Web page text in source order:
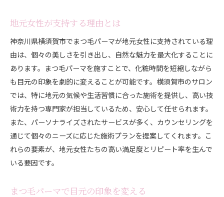
プロの技で自然な美しさを実現
長持ちする施術のポイント
横須賀市で高度な技術を持つサロン
口コミで評判の横須賀市のまつ毛パーマサロン
口コミサイトでの高評価サロン
実際の体験者が語るサロンの実力
地域に密着したサービスが人気の理由
顧客満足度の高い施術の秘密
リピーター続出のサロンとは
口コミを参考にサロンを選ぶ方法
地元女性の美容意識の高さ
地元女性が支持する理由とは
神奈川県横須賀市でまつ毛パーマが地元女性に支持されている理
由は、個々の美しさを引き出し、自然な魅力を最大化することに
あります。まつ毛パーマを施すことで、化粧時間を短縮しながら
も目元の印象を劇的に変えることが可能です。横須賀市のサロン
では、特に地元の気候や生活習慣に合った施術を提供し、高い技
術力を持つ専門家が担当しているため、安心して任せられます。
また、パーソナライズされたサービスが多く、カウンセリングを
通じて個々のニーズに応じた施術プランを提案してくれます。こ
れらの要素が、地元女性たちの高い満足度とリピート率を生んで
いる要因です。
まつ毛パーマで目元の印象を変える